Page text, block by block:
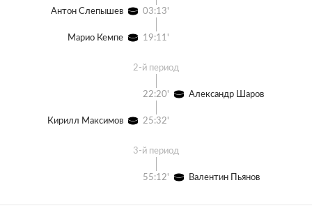
Антон Слепышев 03:13'
Марио Кемпе 19:11'
2-й период
Александр Шаров
22:20'
Кирилл Максимов 25:32'
3-й период
Валентин Пьянов
55:12'